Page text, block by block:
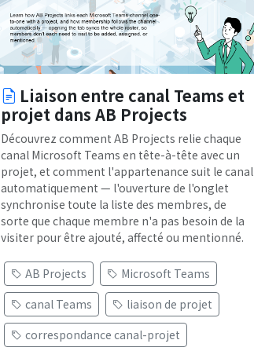
Liaison entre canal Teams et
projet dans AB Projects
Découvrez comment AB Projects relie chaque
canal Microsoft Teams en tête-à-tête avec un
projet, et comment l'appartenance suit le canal
automatiquement — l'ouverture de l'onglet
synchronise toute la liste des membres, de
sorte que chaque membre n'a pas besoin de la
visiter pour être ajouté, affecté ou mentionné.
AB Projects
Microsoft Teams
canal Teams
liaison de projet
correspondance canal-projet